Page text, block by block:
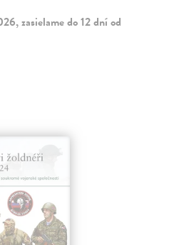
zasielame do 12 dní od